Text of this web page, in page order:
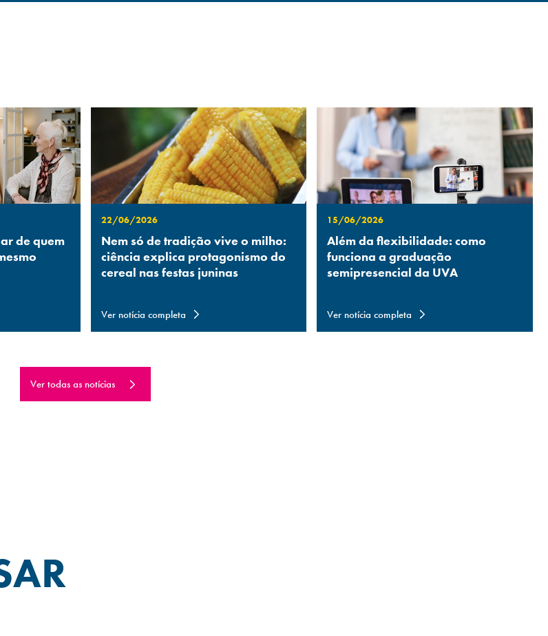
de quem
22/06/2026
Nem só de tradição vive o milho:
ciência explica protagonismo do
cereal nas festas juninas
Ver notícia completa
15/06/2026
Além da flexibilidade: como
funciona a graduação
semipresencial da UVA
Ver notícia completa
Ver todas as notícias